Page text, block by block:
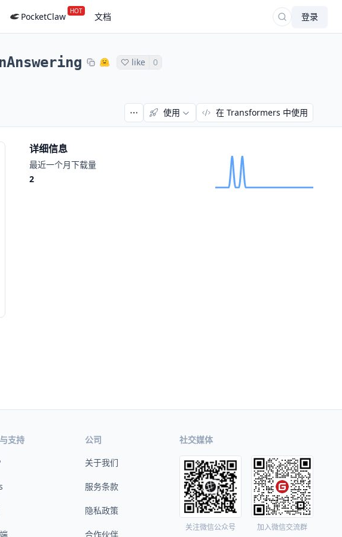
PocketClaw HOT 文档 登录
like 0
使用 在 Transformers 中使用
详细信息
最近一个月下载量
2
支持
公司
关于我们
服务条款
隐私政策
合作伙伴
社交媒体
关注微信公众号 加入微信交流群